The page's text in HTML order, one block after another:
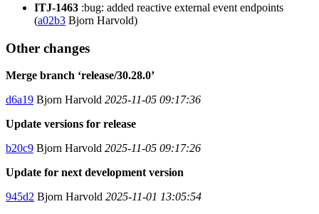
ITJ-1463 :bug: added reactive external event endpoints
(a02b3 Bjorn Harvold)
Other changes
Merge branch ‘release/30.28.0’
d6a19 Bjorn Harvold 2025-11-05 09:17:36
Update versions for release
b20c9 Bjorn Harvold 2025-11-05 09:17:26
Update for next development version
945d2 Bjorn Harvold 2025-11-01 13:05:54